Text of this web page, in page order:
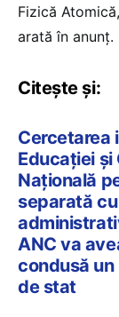
Fizică
arată în anunț.
Citește și:
Cercetarea
Educației
Națională
separată
ANC va
condusă
de stat